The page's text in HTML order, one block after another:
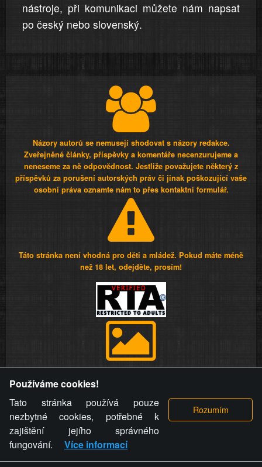
nástroje, při komunikaci můžete nám napsat
po český nebo slovenský.
Názory autorů se nemusejí shodovat s názory redakce.
Zveřejněné články, příspěvky a komentáře necenzurujeme a
neneseme za ně odpovědnost. Jestliže považujete některý z
příspěvků za porušení autorských práv či jinak poškozující vaše
osobní práva oznamte nám to přes kontaktní formulář.
Táto stránka není vhodná pro děti a mládež. Pokud máte méně
než 18 let, odejděte, prosím!
videa a komentáře. Osoba, které se toto opatření provozovatele
stránky týče, ani osoba, která umístila fotografii nebo video na
stránku, nemůže z důvodu odstranění fotografie, videa nebo
komentáře pro výše uvedenou okolnost uplatnit vůči
provozovateli stránky žádný nárok na náhradu škody nebo
nemajetkové újmy.
Používáme cookies!
Tato stránka používá pouze
nezbytné cookies, potřebné k
zajištění jejího správného
fungování.
Více informací